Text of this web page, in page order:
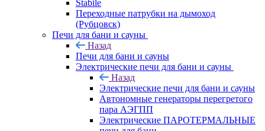
Stabile
Переходные патрубки на дымоход
(Рубцовск)
Печи для бани и сауны
Назад
Печи для бани и сауны
Электрические печи для бани и сауны
Назад
Электрические печи для бани и сауны
Автономные генераторы перегретого
пара АЭГПП
Электрические ПАРОТЕРМАЛЬНЫЕ